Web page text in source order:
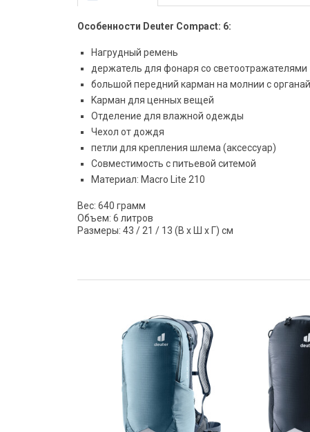
Особенности Deuter Compact: 6:
Нагрудный ремень
держатель для фонаря со светоотражателями
большой передний карман на молнии с
Kарман для ценных вещей
Отделение для влажной одежды
Чехол от дождя
петли для крепления шлема (аксессуар)
Совместимость с питьевой ситемой
Материал: Macro Lite 210
Вес: 640 грамм
Объем: 6 литров
Размеры: 43 / 21 / 13 (В x Ш x Г) см